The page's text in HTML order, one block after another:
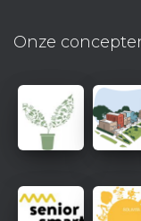
Onze